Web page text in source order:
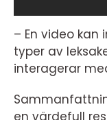
– En video
typer av
interagerar